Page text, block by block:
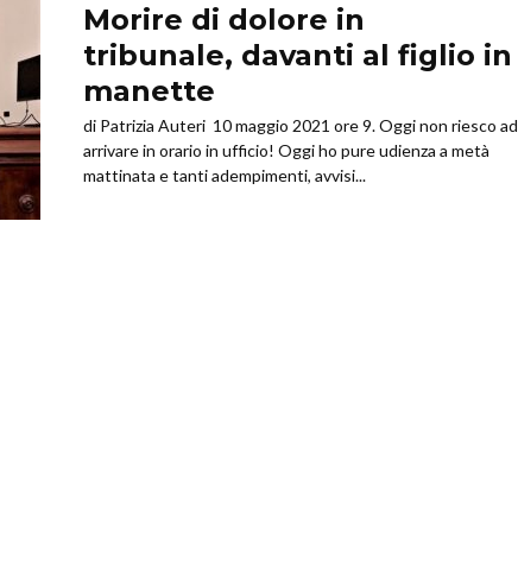
Morire di dolore in
tribunale, davanti al figlio in
manette
di Patrizia Auteri 10 maggio 2021 ore 9. Oggi non riesco ad
arrivare in orario in ufficio! Oggi ho pure udienza a metà
mattinata e tanti adempimenti, avvisi...